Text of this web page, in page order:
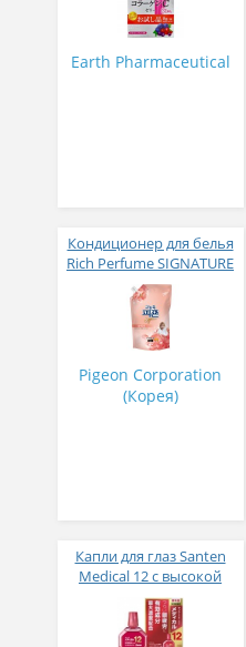
активных компонентов
с ягодным вкусом 8 гр
Earth Pharmaceutical
Кондиционер для белья
Rich Perfume SIGNATURE
парфюмированный
супер-концентрат с
ароматом Фиеста 1,6 л
Pigeon Corporation
(Корея)
Капли для глаз Santen
Medical 12 с высокой
концентрацией
активных компонентов
12 мл